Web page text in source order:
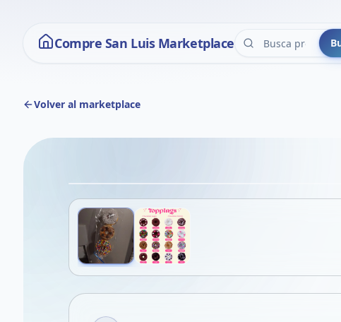
Compre San Luis Marketplace
Volver al marketplace